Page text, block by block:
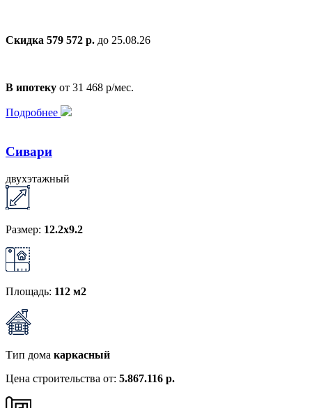
Скидка 579 572 р. до 25.08.26
В ипотеку от 31 468 р/мес.
Подробнее
Сивари
двухэтажный
Размер: 12.2х9.2
Площадь: 112 м2
Тип дома каркасный
Цена строительства от: 5.867.116 р.